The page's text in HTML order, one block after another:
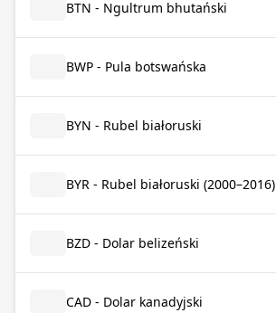
BTN - Ngultrum bhutański
BWP - Pula botswańska
BYN - Rubel białoruski
BYR - Rubel białoruski (2000–2016)
BZD - Dolar belizeński
CAD - Dolar kanadyjski